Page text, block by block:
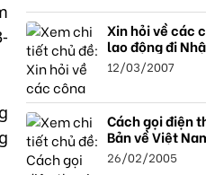
Xin hỏi về các
lao động đi
12/03/2007
Cách gọi điện
Bản về Việt
26/02/2005